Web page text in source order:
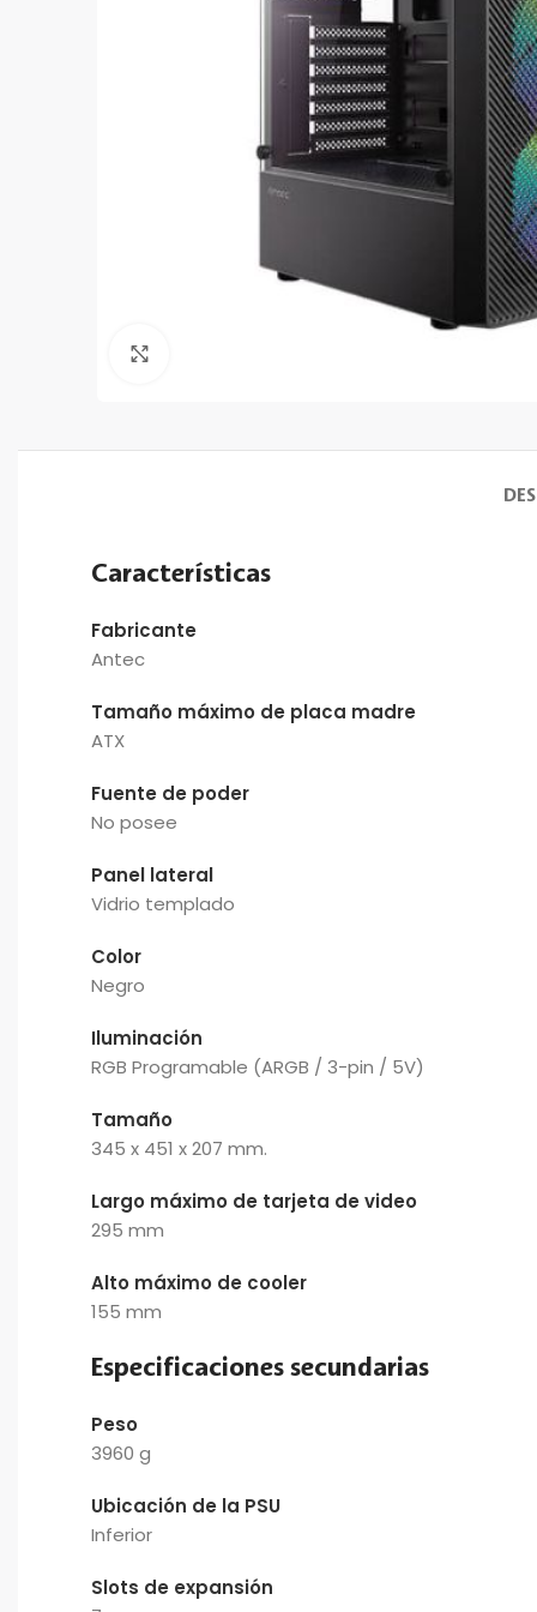
Características
Fabricante
Antec
Tamaño máximo de placa madre
ATX
Fuente de poder
No posee
Panel lateral
Vidrio templado
Color
Negro
Iluminación
RGB Programable (ARGB / 3-pin / 5V)
Tamaño
345 x 451 x 207 mm.
Largo máximo de tarjeta de video
295 mm
Alto máximo de cooler
155 mm
Especificaciones secundarias
Peso
3960 g
Ubicación de la PSU
Inferior
Slots de expansión